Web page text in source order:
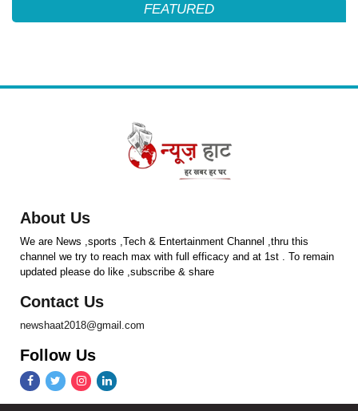
FEATURED
About Us
We are News ,sports ,Tech & Entertainment Channel ,thru this
channel we try to reach max with full efficacy and at 1st . To remain
updated please do like ,subscribe & share
Contact Us
newshaat2018@gmail.com
Follow Us